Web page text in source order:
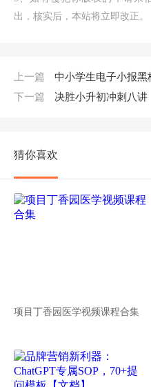
出，核实后，本站将立即改正。
上一篇
中小学生电子小报
下一篇
决胜小升初冲刺八讲
猜你喜欢
项目丁香园医学视频课程合集